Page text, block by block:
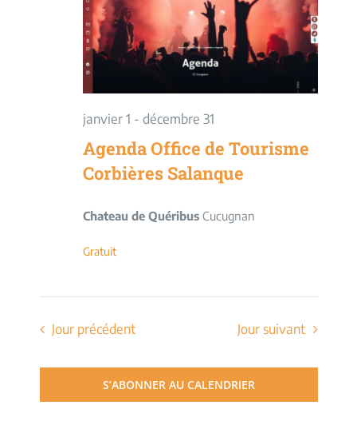
vues
janvier 1 - décembre 31
Agenda Office de Tourisme
Corbières Salanque
Chateau de Quéribus Cucugnan
Gratuit
Jour précédent Jour suivant
S’ABONNER AU CALENDRIER